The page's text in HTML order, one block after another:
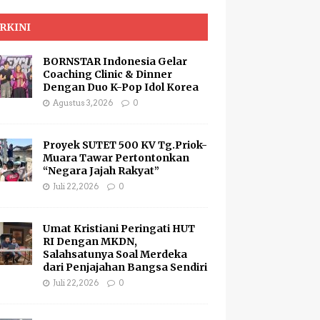
BORNSTAR Indonesia Gelar
Coaching Clinic & Dinner
Dengan Duo K-Pop Idol Korea
Agustus 3, 2026 0
Proyek SUTET 500 KV Tg.Priok-
Muara Tawar Pertontonkan
“Negara Jajah Rakyat”
Juli 22, 2026 0
Umat Kristiani Peringati HUT
RI Dengan MKDN,
Salahsatunya Soal Merdeka
dari Penjajahan Bangsa Sendiri
Juli 22, 2026 0